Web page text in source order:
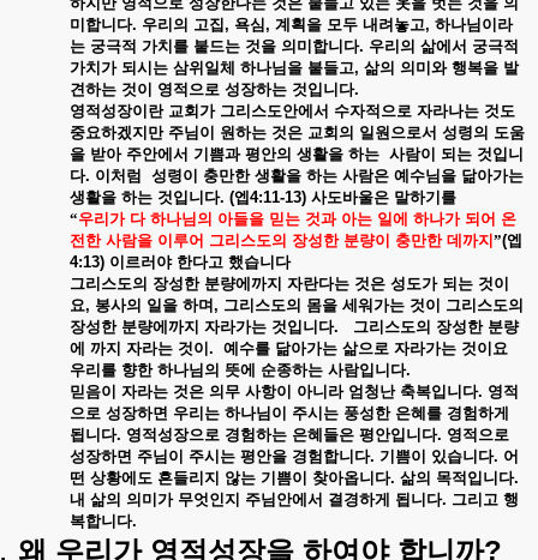
미합니다. 우리의 고집, 욕심 , 계획을 모두 내려놓고, 하나님이라
는 궁극적 가치를 붙드는 것을 의미합니다. 우리의 삶에서 궁극적
가치가 되시는 삼위일체 하나님을 붙들고, 삶의 의미와 행복을 발
견하는 것이 영적으로 성장하는 것입니다.
영적성장이란 교회가 그리스도안에서 수자적으로 자라나는 것도
중요하겠지만 주님이 원하는 것은 교회의 일원으로서 성령의 도움
을 받아 주안에서 기쁨과 평안의 생활을 하는 사람이 되는 것입니
다. 이처럼 성령이 충만한 생활을 하는 사람은 예수님을 닮아가는
생활을 하는 것입니다. (엡4:11-13) 사도바울은 말하기를
“우리가 다 하나님의 아들을 믿는 것과 아는 일에 하나가 되어 온
전한 사람을 이루어 그리스도의 장성한 분량이 충만한 데까지 ”(엡
4:13) 이르러야 한다고 했습니다
그리스도의 장성한 분량에까지 자란다는 것은 성도가 되는 것이
요, 봉사의 일을 하며 , 그리스도의 몸을 세워가는 것이
그리스도의
장성한 분량에까지 자라가는 것입니다. 그리스도의 장성한 분량
에 까지 자라는 것이 . 예수를 닮아가는 삶으로 자라가는 것이요
우리를 향한 하나님의 뜻에 순종하는 사람입니다.
믿음이 자라는 것은 의무 사항이 아니라 엄청난 축복입니다. 영적
으로 성장하면 우리는 하나님이 주시는 풍성한 은혜를 경험하게
됩니다. 영적성장으로 경험하는 은혜들은 평안입니다. 영적으로
성장하면 주님이 주시는 평안을 경험합니다. 기쁨이 있습니다. 어
떤 상황에도 흔들리지 않는 기쁨이 찾아옵니다. 삶의 목적입니다.
내 삶의 의미가 무엇인지 주님안에서 결경하게 됩니다. 그리고 행
복합니다.
왜 우리가 영적성장을 하여야 합니까?